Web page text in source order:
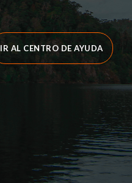
IR AL CENTRO DE AYUDA